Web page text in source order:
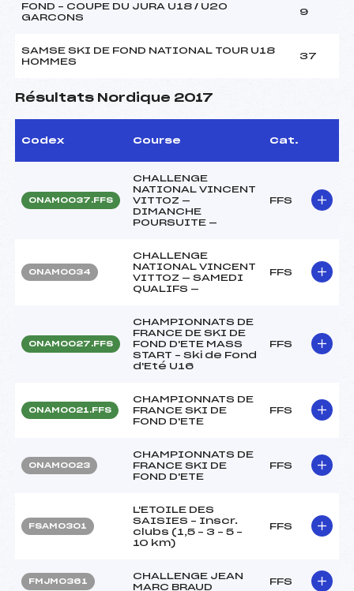
FOND – COUPE DU JURA U18 / U20
GARCONS
9
SAMSE SKI DE FOND NATIONAL TOUR U18
HOMMES
37
Résultats Nordique 2017
Codex Course Cat.
ONAM0037.FFS
CHALLENGE
NATIONAL VINCENT
VITTOZ —
DIMANCHE
POURSUITE —
FFS
ONAM0034
CHALLENGE
NATIONAL VINCENT
VITTOZ — SAMEDI
QUALIFS —
FFS
ONAM0027.FFS
CHAMPIONNATS DE
FRANCE DE SKI DE
FOND D'ETE MASS
START – Ski de Fond
d'Eté U16
FFS
ONAM0021.FFS
CHAMPIONNATS DE
FRANCE SKI DE
FOND D'ETE
FFS
ONAM0023
CHAMPIONNATS DE
FRANCE SKI DE
FOND D'ETE
FFS
FSAM0301
L'ETOILE DES
SAISIES – Inscr.
clubs (1,5 – 3 – 5 –
10 km)
FFS
FMJM0361
CHALLENGE JEAN
MARC BRAUD
FFS